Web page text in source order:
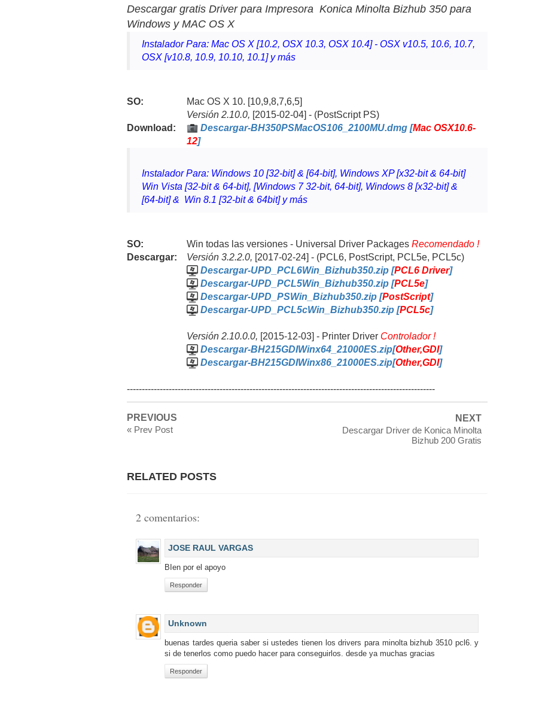
Descargar gratis Driver para Impresora Konica Minolta Bizhub 350 para
Windows y MAC OS X
Instalador Para: Mac OS X [10.2, OSX 10.3, OSX 10.4] - OSX v10.5, 10.6, 10.7,
OSX [v10.8, 10.9, 10.10, 10.1] y más
SO: Mac OS X 10. [10,9,8,7,6,5]
Download :
Versión 2.10.0, [2015-02-04] - (PostScript PS)
Descargar-BH350PSMacOS106_2100MU.dmg [Mac OSX10.6-
12]
Instalador Para: Windows 10 [32-bit] & [64-bit], Windows XP [x32-bit & 64-bit]
Win Vista [32-bit & 64-bit], [Windows 7 32-bit, 64-bit], Windows 8 [x32-bit] &
[64-bit] & Win 8.1 [32-bit & 64bit] y más
SO: Win todas las versiones - Universal Driver Packages Recomendado !
Descargar:
Versión 3.2.2.0, [2017-02-24] - (PCL6, PostScript, PCL5e, PCL5c)
Descargar-UPD_PCL6Win_Bizhub350.zip [PCL6 Driver]
Descargar-UPD_PCL5Win_Bizhub350.zip [PCL5e]
Descargar-UPD_PSWin_Bizhub350.zip [PostScript]
Descargar-UPD_PCL5cWin_Bizhub350.zip [PCL5c]
Versión 2.10.0.0, [2015-12-03] - Printer Driver Controlador !
Descargar-BH215GDIWinx64_21000ES.zip[Other,GDI]
Descargar-BH215GDIWinx86_21000ES.zip[Other,GDI]
-------------------------------------------------------------------------------------------------------
PREVIOUS
« Prev Post
NEXT
Descargar Driver de Konica Minolta
Bizhub 200 Gratis
RELATED POSTS
2 comentarios:
JOSE RAUL VARGAS
BIen por el apoyo
Responder
Unknown
buenas tardes queria saber si ustedes tienen los drivers para minolta bizhub 3510 pcl6. y
si de tenerlos como puedo hacer para conseguirlos. desde ya muchas gracias
Responder